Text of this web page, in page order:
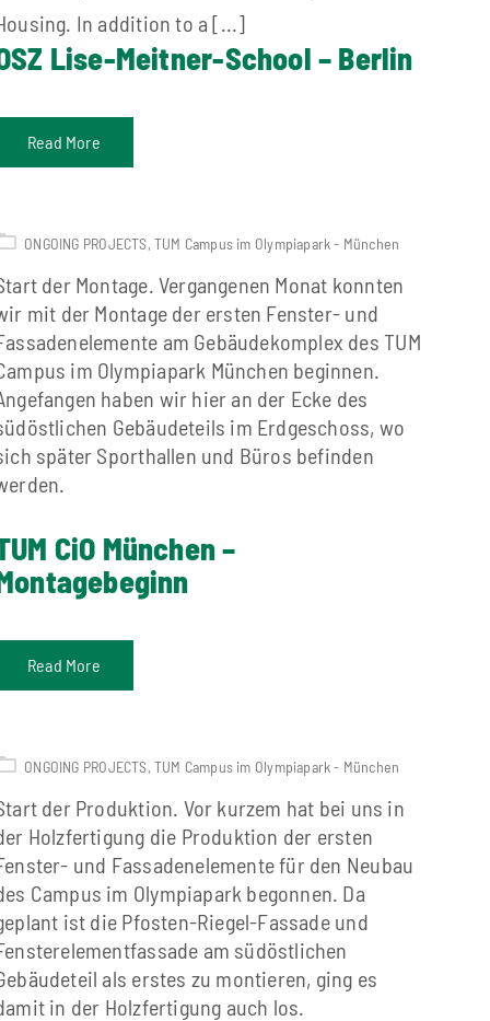
In addition to a [...]
Lise-Meitner-School – Berlin
Read More
ONGOING PROJECTS, TUM Campus im Olympiapark - München
der Montage. Vergangenen Monat konnten
mit der Montage der ersten Fenster- und
am Gebäudekomplex des TUM
im Olympiapark München beginnen.
haben wir hier an der Ecke des
Gebäudeteils im Erdgeschoss, wo
später Sporthallen und Büros befinden
CiO München –
Read More
ONGOING PROJECTS, TUM Campus im Olympiapark - München
der Produktion. Vor kurzem hat bei uns in
Holzfertigung die Produktion der ersten
und Fassadenelemente für den Neubau
Campus im Olympiapark begonnen. Da
ist die Pfosten-Riegel-Fassade und
am südöstlichen
als erstes zu montieren, ging es
in der Holzfertigung auch los.